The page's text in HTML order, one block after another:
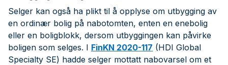
Selger kan også ha plikt til å opplyse om utbygging av
en ordinær bolig på nabotomten, enten en enebolig
eller en boligblokk, dersom utbyggingen kan påvirke
boligen som selges. I FinKN 2020-117 (HDI Global
Specialty SE) hadde selger mottatt nabovarsel om et